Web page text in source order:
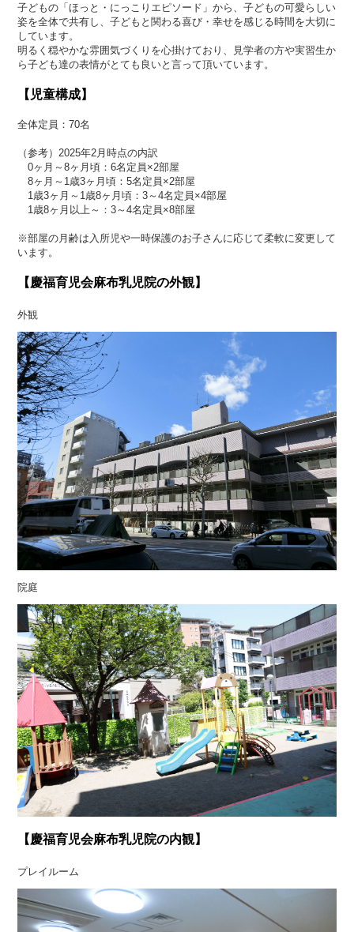
子どもの「ほっと・にっこりエピソード」から、子どもの可愛らしい
姿を全体で共有し、子どもと関わる喜び・幸せを感じる時間を大切に
しています。
明るく穏やかな雰囲気づくりを心掛けており、見学者の方や実習生か
ら子ども達の表情がとても良いと言って頂いています。
【児童構成】
全体定員：70名
（参考）2025年2月時点の内訳
0ヶ月～8ヶ月頃：6名定員×2部屋
8ヶ月～1歳3ヶ月頃：5名定員×2部屋
1歳3ヶ月～1歳8ヶ月頃：3～4名定員×4部屋
1歳8ヶ月以上～：3～4名定員×8部屋
※部屋の月齢は入所児や一時保護のお子さんに応じて柔軟に変更して
います。
【慶福育児会麻布乳児院の外観】
外観
院庭
【慶福育児会麻布乳児院の内観】
プレイルーム